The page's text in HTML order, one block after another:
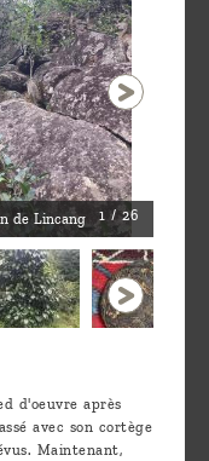
de Lincang 1 / 26
d'oeuvre après
avec son cortège
Maintenant,